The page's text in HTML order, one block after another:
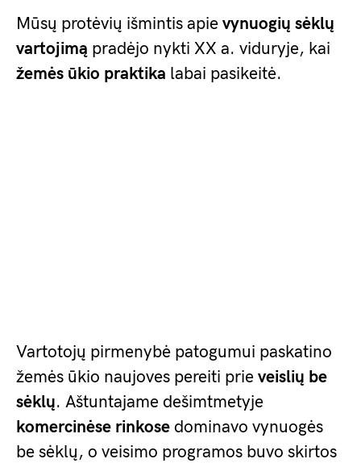
Mūsų protėvių išmintis apie vynuogių sėklų
vartojimą pradėjo nykti XX a. viduryje, kai
žemės ūkio praktika labai pasikeitė.
Vartotojų pirmenybė patogumui paskatino
žemės ūkio naujoves pereiti prie veislių be
sėklų. Aštuntajame dešimtmetyje
komercinėse rinkose dominavo vynuogės
be sėklų, o veisimo programos buvo skirtos